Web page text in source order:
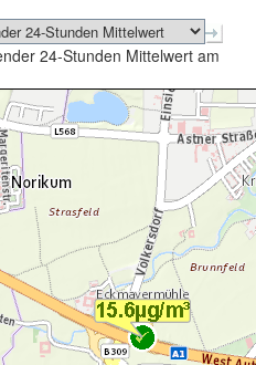
24-Stunden Mittelwert am